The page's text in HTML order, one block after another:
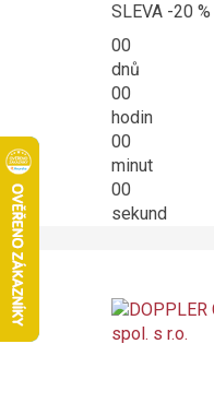
SLEVA -20
00
dnů
00
hodin
00
minut
00
sekund